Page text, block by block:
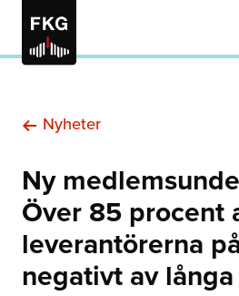
Nyheter
Ny
Över 85 procent
leverantörerna
negativt av